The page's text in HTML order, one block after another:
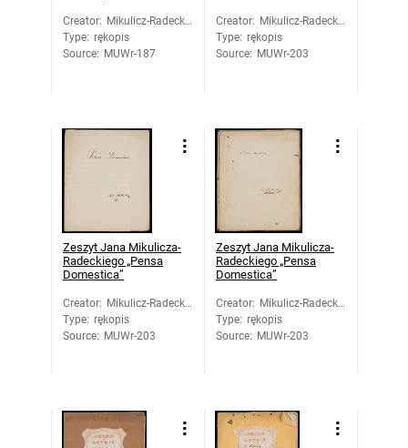
Creator: Mikulicz-Radecki,
Jan
Type: rękopis
Source: MUWr-187
Creator: Mikulicz-Radecki,
Jan
Type: rękopis
Source: MUWr-203
Zeszyt Jana Mikulicza-
Radeckiego „Pensa
Domestica”
Creator: Mikulicz-Radecki,
Jan
Type: rękopis
Source: MUWr-203
Zeszyt Jana Mikulicza-
Radeckiego „Pensa
Domestica”
Creator: Mikulicz-Radecki,
Jan
Type: rękopis
Source: MUWr-203